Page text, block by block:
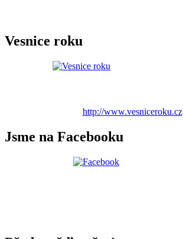
Vesnice roku
http://www.vesniceroku.cz
Jsme na Facebooku